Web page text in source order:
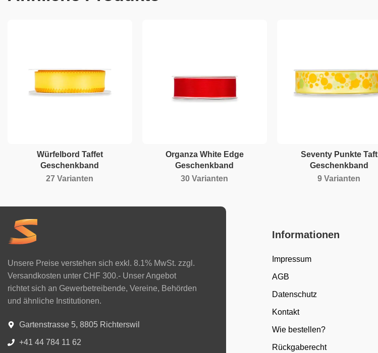
Würfelbord Taffet
Geschenkband
27 Varianten
Organza White Edge
Geschenkband
30 Varianten
Seventy Punkte Taft
Geschenkband
9 Varianten
Unsere Preise verstehen sich exkl. 8.1% MwSt. zzgl.
Versandkosten unter CHF 300.- Unser Angebot
richtet sich an Gewerbetreibende, Vereine, Behörden
und ähnliche Institutionen.
Gartenstrasse 5, 8805 Richterswil
+41 44 784 11 62
Informationen
Impressum
AGB
Datenschutz
Kontakt
Wie bestellen?
Rückgaberecht